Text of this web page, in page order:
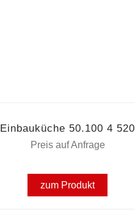
Einbauküche 50.100 4 520
Preis auf Anfrage
zum Produkt